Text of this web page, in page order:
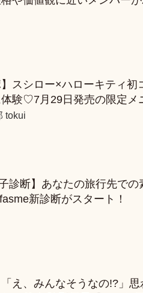
診断がスタート！
スシロー×ハローキティ初
験♡7月29日発売の限定メ
ポ！
tokui
診断】あなたの旅行先での
新診断がスタート！
「え、みんなそうなの!?」思